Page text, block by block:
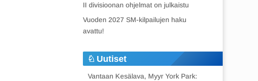
II divisioonan ohjelmat on julkaistu
Vuoden 2027 SM-kilpailujen haku
avattu!
Uutiset
Vantaan Kesälava, Myyr York Park: